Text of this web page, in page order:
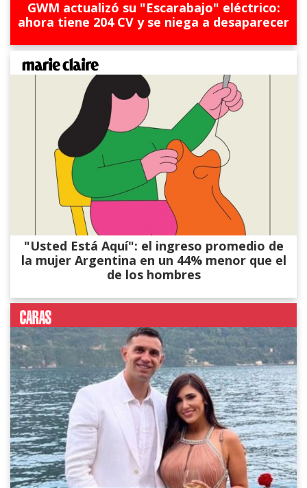
GWM actualizó su "Escarabajo" eléctrico:
ahora tiene 204 CV y se niega a desaparecer
"Usted Está Aquí": el ingreso promedio de
la mujer Argentina en un 44% menor que el
de los hombres